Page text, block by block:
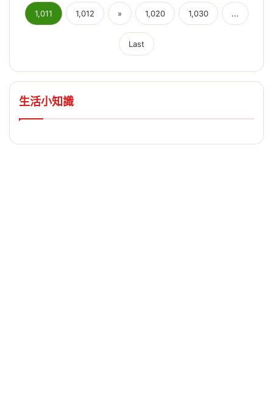
1,011 1,012 » 1,020 1,030 ...
Last
生活小知識